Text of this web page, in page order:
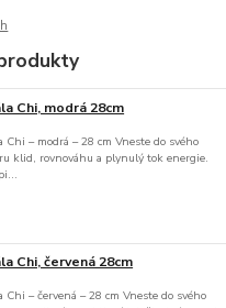
Chi, modrá 28cm
Chi – modrá – 28 cm Vneste do svého
klid, rovnováhu a plynulý tok energie.
Chi, červená 28cm
Chi – červená – 28 cm Vneste do svého